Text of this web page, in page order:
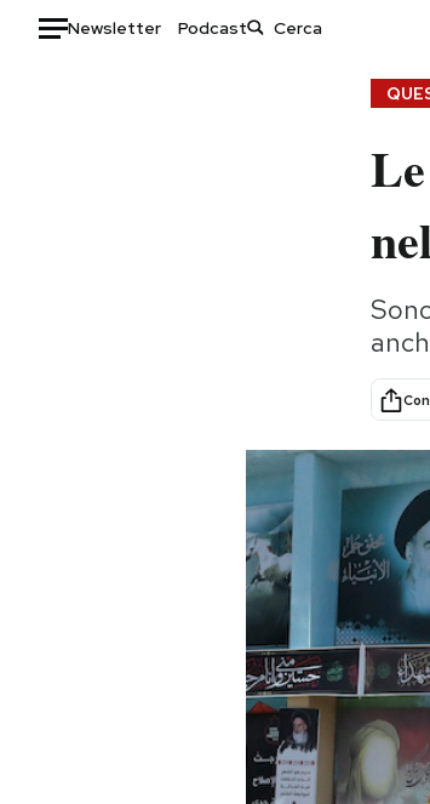
Newsletter Podcast
Storie/Idee
Ok Boomer!
Altrecose
Mondiali calcio